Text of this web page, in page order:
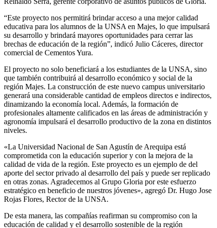
“Este proyecto nos permitirá brindar acceso a una mejor calidad
educativa para los alumnos de la UNSA en Majes, lo que impulsará
su desarrollo y brindará mayores oportunidades para cerrar las
brechas de educación de la región”, indicó Julio Cáceres, director
comercial de Cementos Yura.
El proyecto no solo beneficiará a los estudiantes de la UNSA, sino
que también contribuirá al desarrollo económico y social de la
región Majes. La construcción de este nuevo campus universitario
generará una considerable cantidad de empleos directos e indirectos,
dinamizando la economía local. Además, la formación de
profesionales altamente calificados en las áreas de administración y
agronomía impulsará el desarrollo productivo de la zona en distintos
niveles.
«La Universidad Nacional de San Agustín de Arequipa está
comprometida con la educación superior y con la mejora de la
calidad de vida de la región. Este proyecto es un ejemplo de del
aporte del sector privado al desarrollo del país y puede ser replicado
en otras zonas. Agradecemos al Grupo Gloria por este esfuerzo
estratégico en beneficio de nuestros jóvenes», agregó Dr. Hugo Jose
Rojas Flores, Rector de la UNSA.
De esta manera, las compañías reafirman su compromiso con la
educación de calidad y el desarrollo sostenible de la región